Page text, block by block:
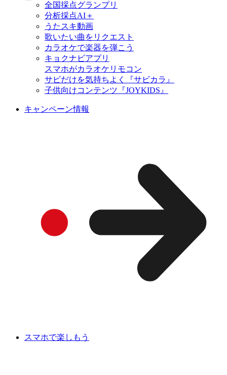
全国採点グランプリ
分析採点AI＋
うたスキ動画
歌いたい曲をリクエスト
カラオケで楽器を弾こう
キョクナビアプリ
スマホがカラオケリモコン
サビだけを気持ちよく『サビカラ』
子供向けコンテンツ『JOYKIDS』
キャンペーン情報
スマホで楽しもう